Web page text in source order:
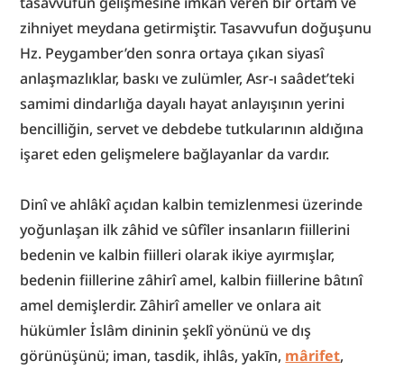
zihniyet meydana getirmiştir. Tasavvufun doğuşunu
Hz. Peygamber’den sonra ortaya çıkan siyasî
anlaşmazlıklar, baskı ve zulümler, Asr-ı saâdet’teki
samimi dindarlığa dayalı hayat anlayışının yerini
bencilliğin, servet ve debdebe tutkularının aldığına
işaret eden gelişmelere bağlayanlar da vardır.
Dinî ve ahlâkî açıdan kalbin temizlenmesi üzerinde
yoğunlaşan ilk zâhid ve sûfîler insanların fiillerini
bedenin ve kalbin fiilleri olarak ikiye ayırmışlar,
bedenin fiillerine zâhirî amel, kalbin fiillerine bâtınî
amel demişlerdir. Zâhirî ameller ve onlara ait
hükümler İslâm dininin şeklî yönünü ve dış
görünüşünü; iman, tasdik, ihlâs, yakīn, mârifet,